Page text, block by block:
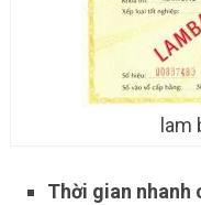
lam
Thời gian nhanh